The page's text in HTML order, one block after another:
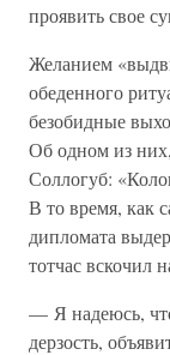
проявить свое
Желанием
обеденного
безобидные
Об одном из
Соллогуб:
В то время, как
дипломата
тотчас вскочил
— Я надеюсь,
дерзость,